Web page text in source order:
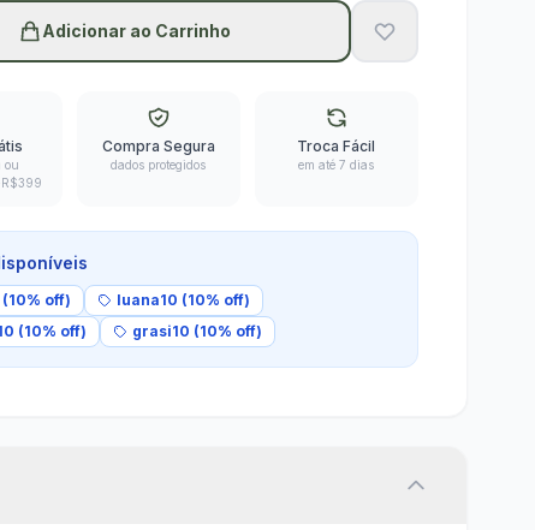
Adicionar ao Carrinho
ou
Compra Segura
dados protegidos
Troca Fácil
em até 7 dias
off)
luana10 (10% off)
(10% off)
grasi10 (10% off)